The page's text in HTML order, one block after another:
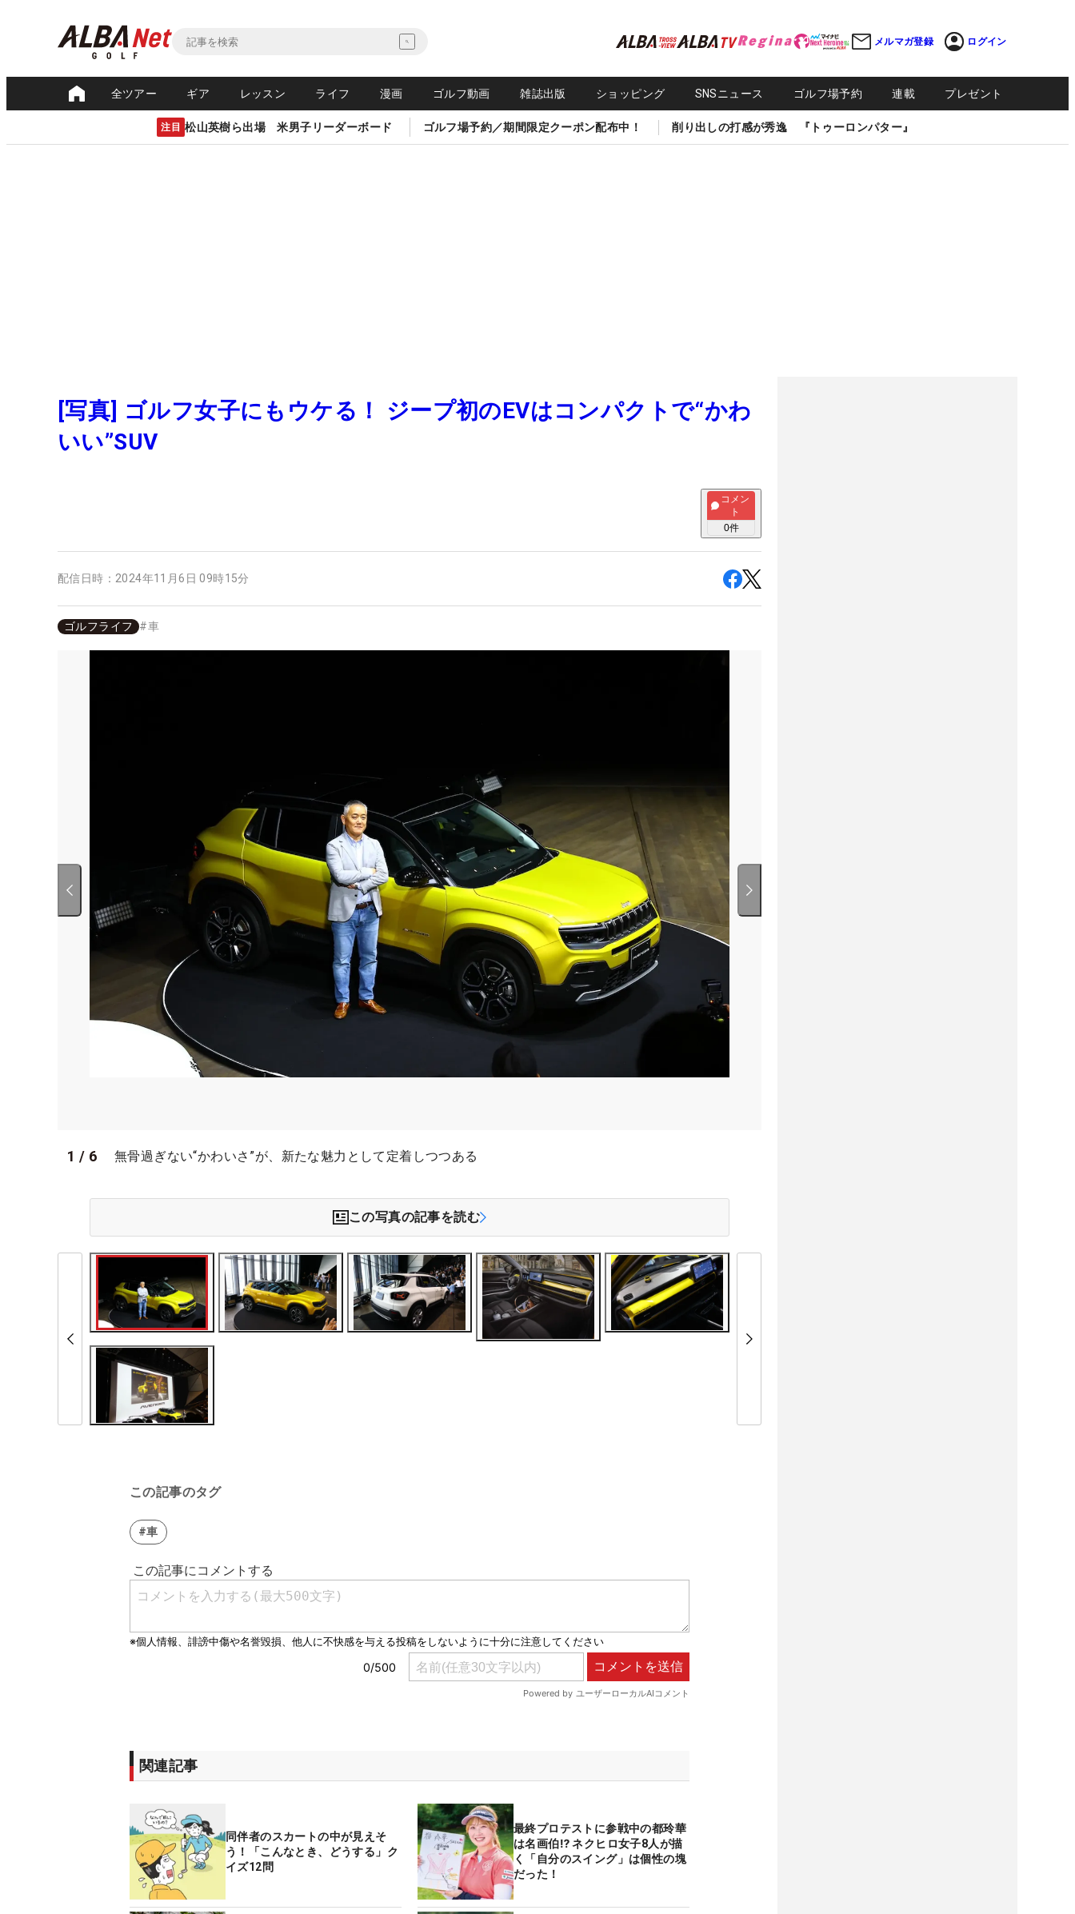
メルマガ登録 ログイン
全ツアー ギア レッスン ライフ 漫画 ゴルフ動画 雑誌出版 ショッピング SNSニュース ゴルフ場予約 連載 プレゼント
注目 松山英樹ら出場 米男子リーダーボード ゴルフ場予約／期間限定クーポン配布中！ 削り出しの打感が秀逸 『トゥーロンパター』
[写真] ゴルフ女子にもウケる！ ジープ初のEVはコンパクトで“かわ
いい”SUV
コメン
ト
0件
配信日時： 2024年11月6日 09時15分
ゴルフライフ #車
1 / 6 無骨過ぎない“かわいさ”が、新たな魅力として定着しつつある
この写真の記事を読む
この記事のタグ
#車
関連記事
同伴者のスカートの中が見えそ
う！「こんなとき、どうする」ク
イズ12問
最終プロテストに参戦中の都玲華
は名画伯⁉ ネクヒロ女子8人が描
く「自分のスイング」は個性の塊
だった！